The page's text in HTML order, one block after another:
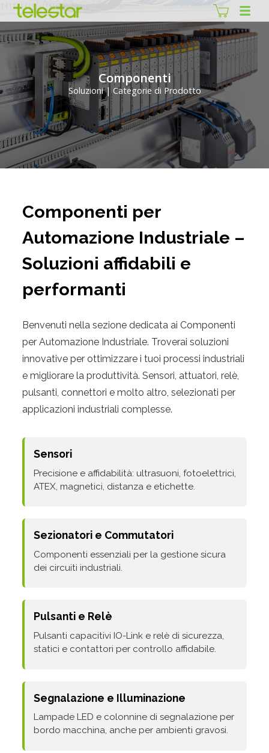
Componenti
Soluzioni | Categorie di Prodotto
Componenti per
Automazione Industriale –
Soluzioni affidabili e
performanti
Benvenuti nella sezione dedicata ai Componenti
per Automazione Industriale. Troverai soluzioni
innovative per ottimizzare i tuoi processi industriali
e migliorare la produttività. Sensori, attuatori, relè,
pulsanti, connettori e molto altro, selezionati per
applicazioni industriali complesse.
Sensori
Precisione e affidabilità: ultrasuoni, fotoelettrici,
ATEX, magnetici, distanza e etichette.
Sezionatori e Commutatori
Componenti essenziali per la gestione sicura
dei circuiti industriali.
Pulsanti e Relè
Pulsanti capacitivi IO-Link e relè di sicurezza,
statici e contattori per controllo affidabile.
Segnalazione e Illuminazione
Lampade LED e colonnine di segnalazione per
bordo macchina, anche per ambienti gravosi.